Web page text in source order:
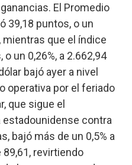
El Promedio
39,18 puntos, o un
mientras que el índice
un 0,26%, a 2.662,94
bajó ayer a nivel
operativa por el feriado
que sigue el
contra
bajó más de un 0,5% a
revirtiendo